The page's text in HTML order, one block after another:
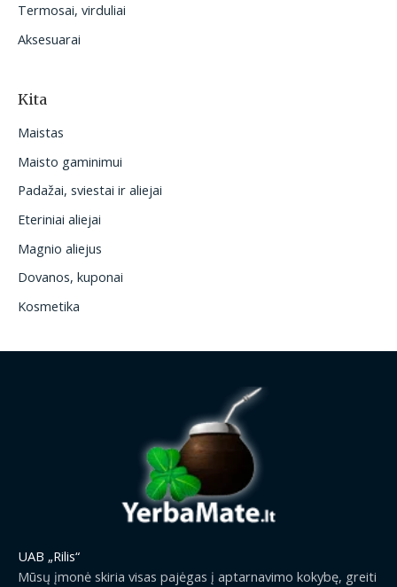
Termosai, virduliai
Aksesuarai
Kita
Maistas
Maisto gaminimui
Padažai, sviestai ir aliejai
Eteriniai aliejai
Magnio aliejus
Dovanos, kuponai
Kosmetika
UAB „Rilis“
Mūsų įmonė skiria visas pajėgas į aptarnavimo kokybę, greiti